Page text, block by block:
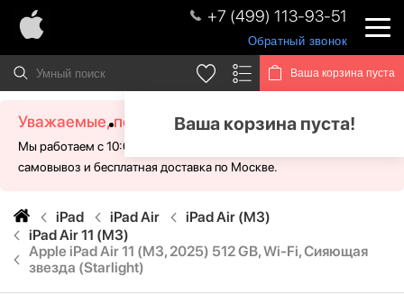
+7 (499) 113-93-51
Обратный звонок
Ваша корзина пуста
Ваша корзина пуста!
Уважаемые, посетители!
Мы работаем с 10:00 - 21:00 без выходных. Для Вас доступен
самовывоз и бесплатная доставка по Москве.
iPad iPad Air
iPad Air (M3)
iPad Air 11 (M3)
Apple iPad Air 11 (M3, 2025) 512 GB, Wi-Fi, Сияющая
звезда (Starlight)